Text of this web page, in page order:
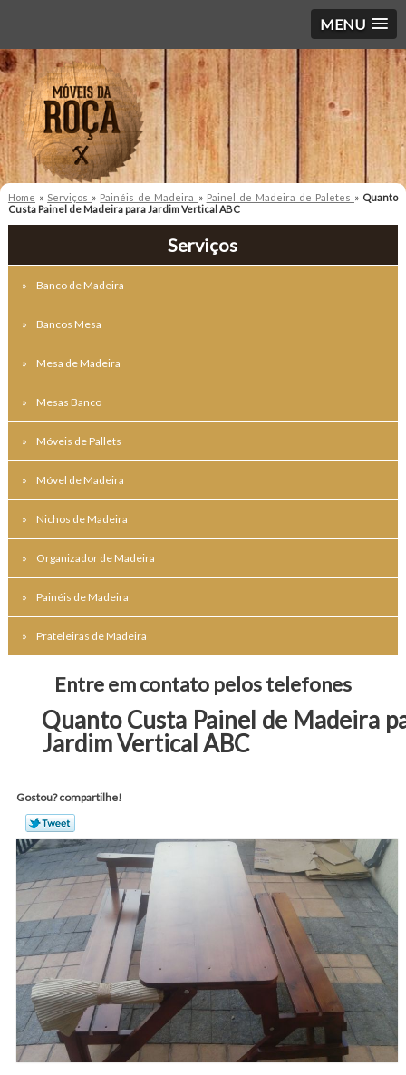
MENU
Home » Serviços » Painéis de Madeira » Painel de Madeira de Paletes » Quanto
Custa Painel de Madeira para Jardim Vertical ABC
Serviços
Banco de Madeira
Bancos Mesa
Mesa de Madeira
Mesas Banco
Móveis de Pallets
Móvel de Madeira
Nichos de Madeira
Organizador de Madeira
Painéis de Madeira
Prateleiras de Madeira
Entre em contato pelos telefones
Quanto Custa Painel de Madeira
Jardim Vertical ABC
Gostou? compartilhe!